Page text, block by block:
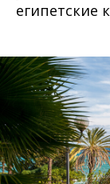
египетские